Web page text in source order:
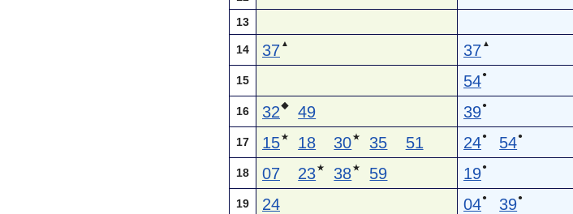
13
14 37 ▲ 37 ▲
15 54●
16 32◆ 49 39●
17 15★ 18 30★ 35 51 24● 54●
18 07 23★ 38★ 59 19●
19 24 04● 39●